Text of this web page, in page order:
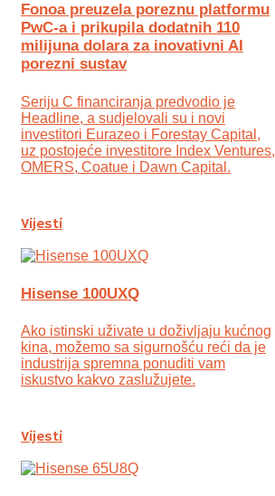
Fonoa preuzela poreznu platformu
PwC-a i prikupila dodatnih 110
milijuna dolara za inovativni AI
porezni sustav
Seriju C financiranja predvodio je
Headline, a sudjelovali su i novi
investitori Eurazeo i Forestay Capital,
uz postojeće investitore Index Ventures,
OMERS, Coatue i Dawn Capital.
Vijesti
Hisense 100UXQ
Ako istinski uživate u doživljaju kućnog
kina, možemo sa sigurnošću reći da je
industrija spremna ponuditi vam
iskustvo kakvo zaslužujete.
Vijesti